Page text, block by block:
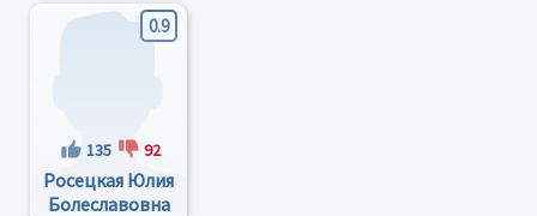
0.9
135 92
Росецкая Юлия
Болеславовна